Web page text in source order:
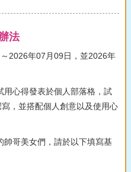
法
2026年07月09日，並2026年
用心得發表於個人部落格，試
，並搭配個人創意以及使用心
帥哥美女們，請於以下填寫基